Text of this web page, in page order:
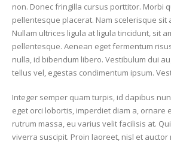
non. Donec fringilla cursus porttitor. Morbi
pellentesque placerat. Nam scelerisque sit
Nullam ultrices ligula at ligula tincidunt, sit
pellentesque. Aenean eget fermentum
nulla, id bibendum libero. Vestibulum dui
tellus vel, egestas condimentum ipsum.
Integer semper quam turpis, id dapibus
eget orci lobortis, imperdiet diam a, ornare
rutrum massa, eu varius velit facilisis at.
viverra suscipit. Proin laoreet, nisl et auctor